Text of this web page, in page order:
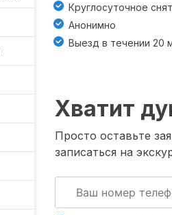
Круглосуточное
Анонимно
Выезд в течении 20
Хватит
Просто оставьте
записаться на